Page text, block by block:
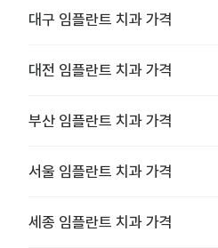
대구 임플란트 치과 가격
대전 임플란트 치과 가격
부산 임플란트 치과 가격
서울 임플란트 치과 가격
세종 임플란트 치과 가격